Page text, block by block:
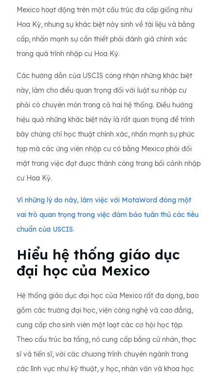
Mexico hoạt động trên một cấu trúc đa cấp giống như
Hoa Kỳ, nhưng sự khác biệt nảy sinh về tài liệu và bằng
cấp, nhấn mạnh sự cần thiết phải đánh giá chính xác
trong quá trình nhập cư Hoa Kỳ.
Các hướng dẫn của USCIS công nhận những khác biệt
này, làm cho điều quan trọng đối với luật sư nhập cư
phải có chuyên môn trong cả hai hệ thống. Điều hướng
hiệu quả những khác biệt này là rất quan trọng để trình
bày chứng chỉ học thuật chính xác, nhấn mạnh sự phức
tạp mà các ứng viên nhập cư có bằng Mexico phải đối
mặt trong việc đạt được thành công trong bối cảnh nhập
cư Hoa Kỳ.
Vì những lý do này, làm việc với MotaWord đóng một
vai trò quan trọng trong việc đảm bảo tuân thủ các tiêu
chuẩn của USCIS.
Hiểu hệ thống giáo dục
đại học của Mexico
Hệ thống giáo dục đại học của Mexico rất đa dạng, bao
gồm các trường đại học, viện công nghệ và cao đẳng,
cung cấp cho sinh viên một loạt các cơ hội học tập.
Theo cấu trúc ba tầng, nó cung cấp bằng cử nhân, thạc
sĩ và tiến sĩ, với các chương trình chuyên ngành trong
các lĩnh vực như kỹ thuật, y học, nhân văn và khoa học